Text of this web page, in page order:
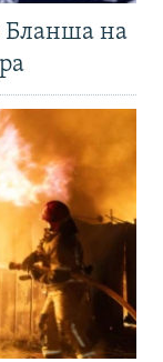
Бланша на